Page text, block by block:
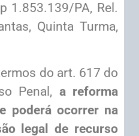
1.853.139/PA, Rel.
Quinta Turma,
do art. 617 do
Penal, a reforma
poderá ocorrer na
legal de recurso